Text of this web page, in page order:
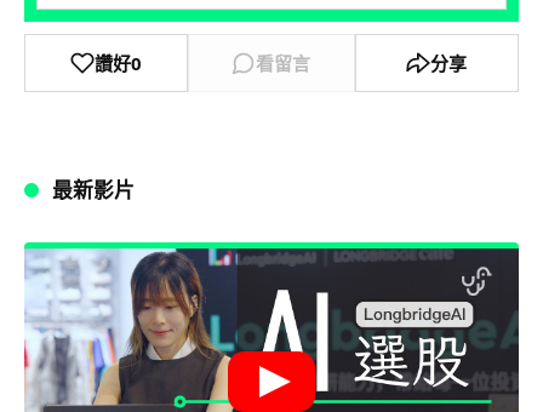
讚好0 看留言 分享
最新影片